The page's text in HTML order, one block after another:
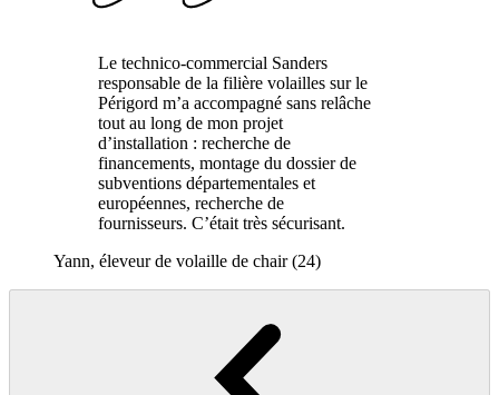
Le technico-commercial Sanders
responsable de la filière volailles sur le
Périgord m’a accompagné sans relâche
tout au long de mon projet
d’installation : recherche de
financements, montage du dossier de
subventions départementales et
européennes, recherche de
fournisseurs. C’était très sécurisant.
Yann, éleveur de volaille de chair (24)